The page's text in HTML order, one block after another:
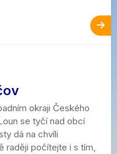
okraji Českého
se tyčí nad obcí
dá na chvíli
raději počítejte i s tím,